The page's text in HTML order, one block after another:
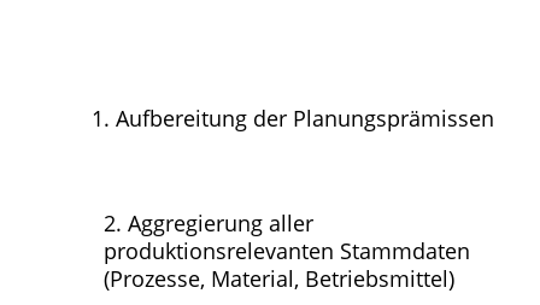
1. Aufbereitung der Planungsprämissen
2. Aggregierung aller
produktionsrelevanten Stammdaten
(Prozesse, Material, Betriebsmittel)